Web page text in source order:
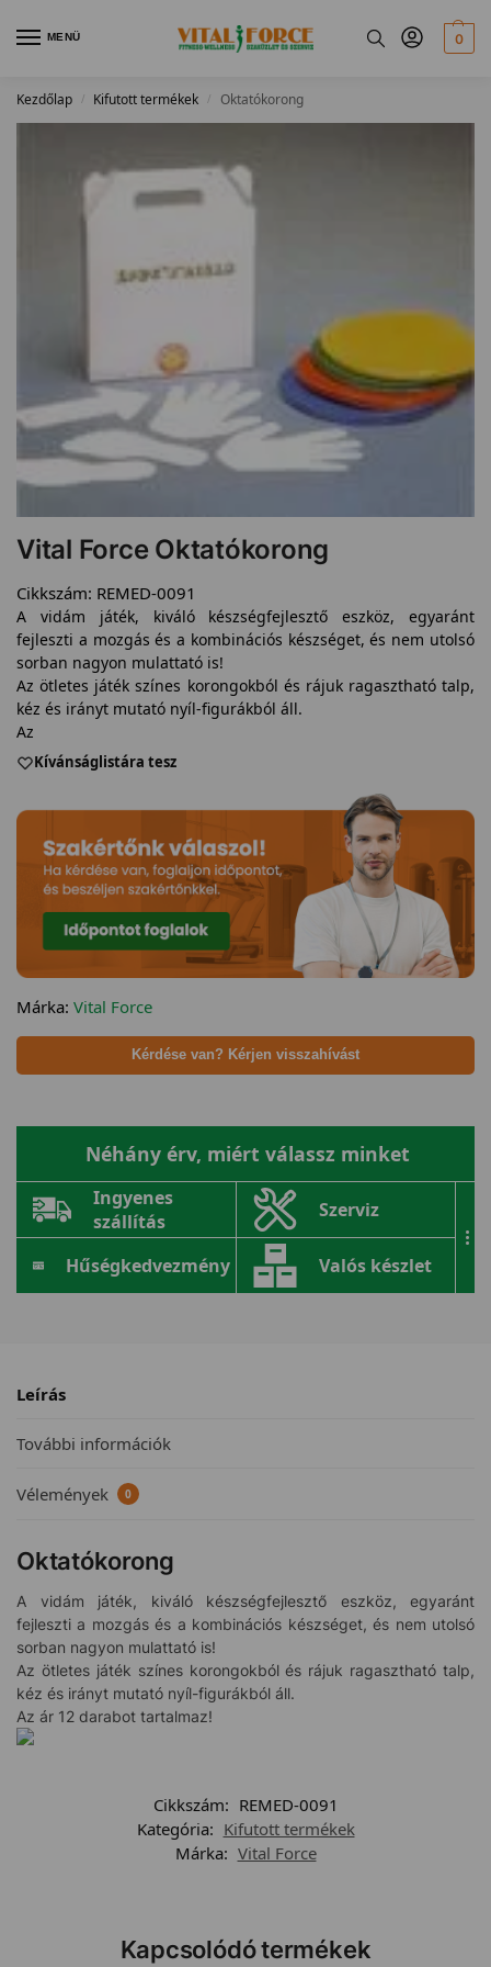
MENÜ 0
Kezdőlap / Kifutott termékek / Oktatókorong
Vital Force Oktatókorong
Cikkszám: REMED-0091
A vidám játék, kiváló készségfejlesztő eszköz, egyaránt
fejleszti a mozgás és a kombinációs készséget, és nem utolsó
sorban nagyon mulattató is!
Az ötletes játék színes korongokból és rájuk ragasztható talp,
kéz és irányt mutató nyíl-figurákból áll.
Az
Kívánságlistára tesz
Márka: Vital Force
Kérdése van? Kérjen visszahívást
Néhány érv, miért válassz minket
Ingyenes
szállítás
Szerviz
Hűségkedvezmény Valós készlet
...
Leírás
További információk
Vélemények 0
Oktatókorong
A vidám játék, kiváló készségfejlesztő eszköz, egyaránt
fejleszti a mozgás és a kombinációs készséget, és nem utolsó
sorban nagyon mulattató is!
Az ötletes játék színes korongokból és rájuk ragasztható talp,
kéz és irányt mutató nyíl-figurákból áll.
Az ár 12 darabot tartalmaz!
Cikkszám: REMED-0091
Kategória: Kifutott termékek
Márka: Vital Force
Kapcsolódó termékek